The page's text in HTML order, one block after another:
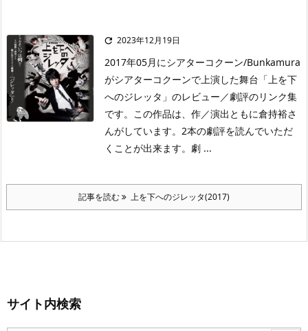
 2023年12月19日
2017年05月にシアターコクーン/Bunkamura
がシアターコクーンで上演した舞台「上を下
へのジレッタ」のレビュー／劇評のリンク集
です。この作品は、作／演出ともに倉持裕さ
んがしています。2本の劇評を読んでいただ
くことが出来ます。劇 ...
記事を読む 上を下へのジレッタ(2017)
サイト内検索